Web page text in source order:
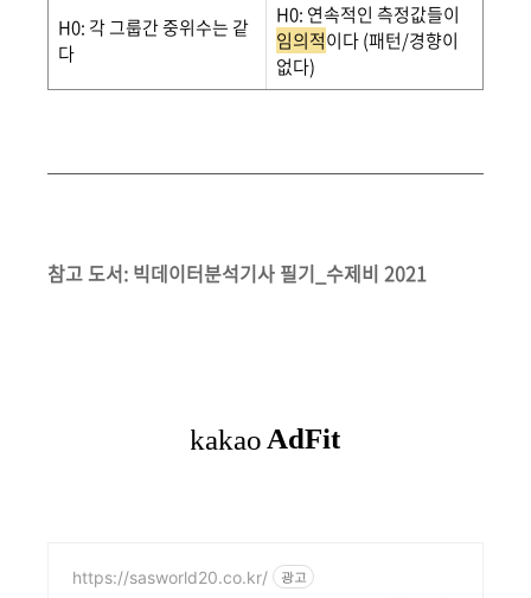
H0: 각 그룹간 중위수는 같
다
H0: 연속적인 측정값들이
임의적이다 (패턴/경향이
없다)
참고 도서: 빅데이터분석기사 필기_수제비 2021
https://sasworld20.co.kr/ 광고